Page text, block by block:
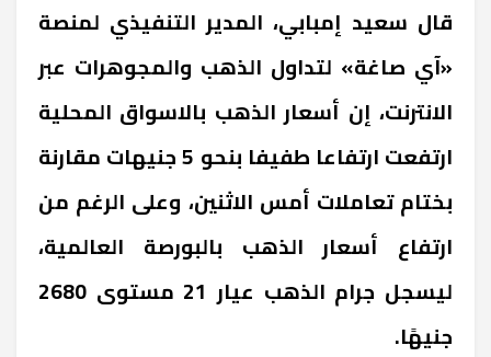
قال سعيد إمبابي، المدير التنفيذي لمنصة
«آي صاغة» لتداول الذهب والمجوهرات عبر
الانترنت، إن أسعار الذهب بالاسواق المحلية
ارتفعت ارتفاعا طفيفا بنحو 5 جنيهات مقارنة
بختام تعاملات أمس الاثنين، وعلى الرغم من
ارتفاع أسعار الذهب بالبورصة العالمية،
ليسجل جرام الذهب عيار 21 مستوى 2680
جنيهًا.